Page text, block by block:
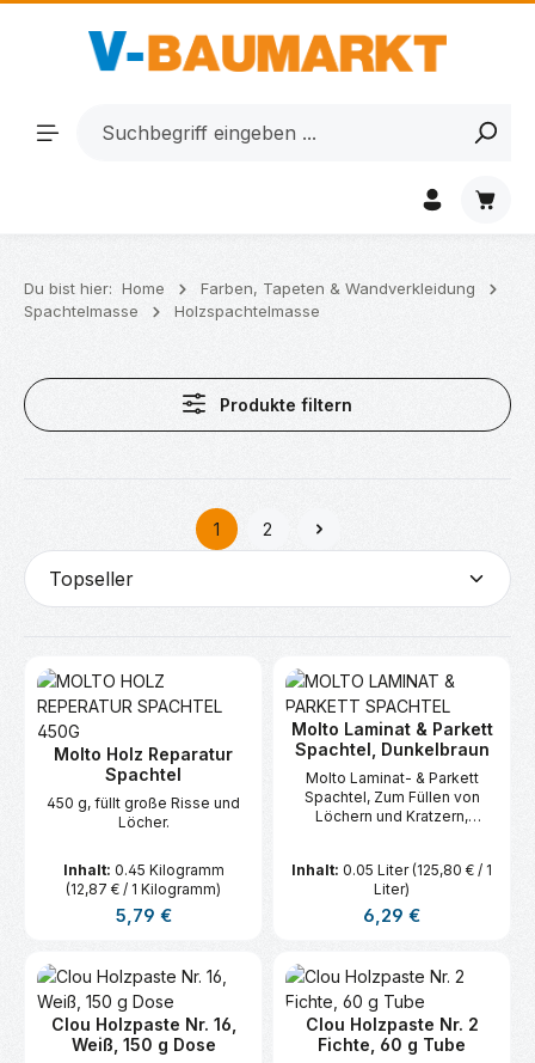
Zum Hauptinhalt springen
Du bist hier: Home
Farben, Tapeten & Wandverkleidung
Spachtelmasse
Holzspachtelmasse
Produkte filtern
Seite
1
Seite
2
Molto Holz Reparatur
Spachtel
450 g, füllt große Risse und
Löcher.
Inhalt: 0.45 Kilogramm
(12,87 € / 1 Kilogramm)
Regulärer Preis:
5,79 €
Molto Laminat & Parkett
Spachtel, Dunkelbraun
Molto Laminat- & Parkett
Spachtel, Zum Füllen von
Löchern und Kratzern,
Grundfarben  Über 100
Farbtöne abmischbar
Inhalt: 0.05 Liter(125,80 € / 1
Liter)
Regulärer Preis:
6,29 €
Clou Holzpaste Nr. 16,
Weiß, 150 g Dose
Clou Holzpaste Nr. 2
Fichte, 60 g Tube